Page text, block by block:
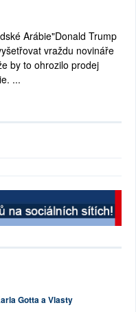
Arábie"Donald Trump
vraždu novináře
by to ohrozilo prodej
...
Gotta a Vlasty